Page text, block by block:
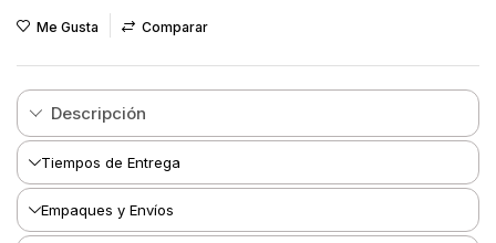
Me Gusta Comparar
Descripción
Tiempos de Entrega
Empaques y Envíos